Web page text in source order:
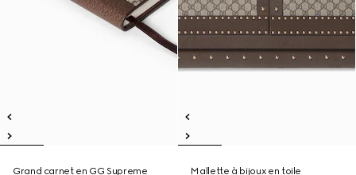
Grand carnet en GG Supreme Mallette à bijoux en toile